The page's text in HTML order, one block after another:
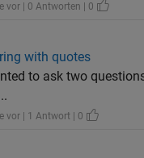
vor | 0 Antworten | 0
with quotes
to ask two
vor | 1 Antwort | 0